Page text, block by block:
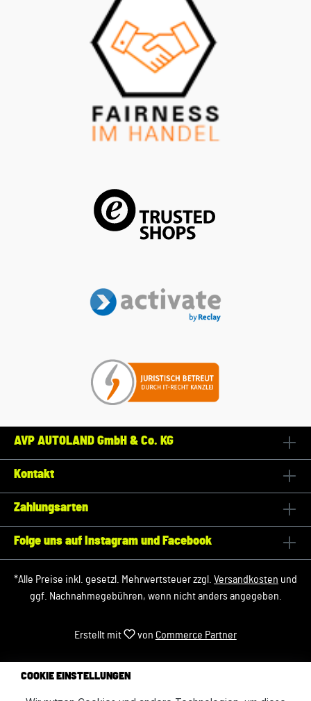
AVP AUTOLAND GmbH & Co. KG
Kontakt
Zahlungsarten
Folge uns auf Instagram und Facebook
*Alle Preise inkl. gesetzl. Mehrwertsteuer zzgl. Versandkosten und
ggf. Nachnahmegebühren, wenn nicht anders angegeben.
Erstellt mit von Commerce Partner
COOKIE EINSTELLUNGEN